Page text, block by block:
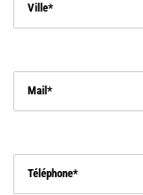
Ville
Mail
Téléphone